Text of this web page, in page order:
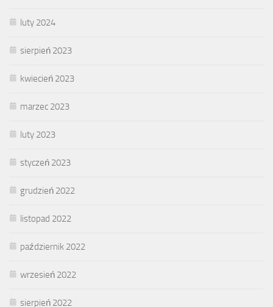
luty 2024
sierpień 2023
kwiecień 2023
marzec 2023
luty 2023
styczeń 2023
grudzień 2022
listopad 2022
październik 2022
wrzesień 2022
sierpień 2022